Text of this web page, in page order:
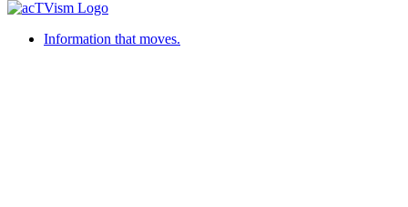
Information that moves.